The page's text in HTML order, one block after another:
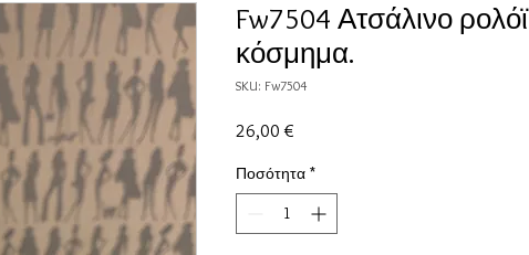
Fw7504 Ατσάλινο ρολόϊ
κόσμημα.
SKU: Fw7504
26,00 €
Ποσότητα *